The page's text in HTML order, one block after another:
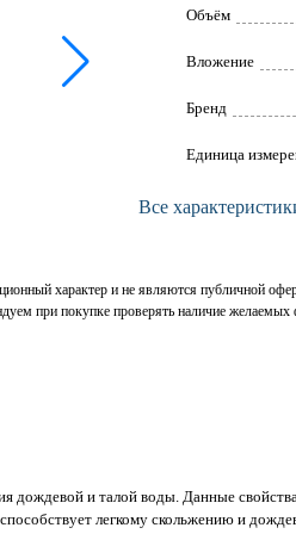
Объём
Вложение
Брeнд
Единица
Все
характер и не являются публичной
при покупке проверять наличие желаемых
дождевой и талой воды. Данные
легкому скольжению и